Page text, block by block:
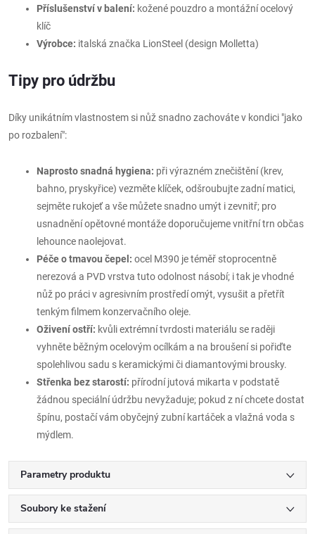
Příslušenství v balení: kožené pouzdro a montážní ocelový
klíč
Výrobce: italská značka LionSteel (design Molletta)
Tipy pro údržbu
Díky unikátním vlastnostem si nůž snadno zachováte v kondici "jako
po rozbalení":
Naprosto snadná hygiena: při výrazném znečištění (krev,
bahno, pryskyřice) vezměte klíček, odšroubujte zadní matici,
sejměte rukojeť a vše můžete snadno umýt i zevnitř; pro
usnadnění opětovné montáže doporučujeme vnitřní trn občas
lehounce naolejovat.
Péče o tmavou čepel: ocel M390 je téměř stoprocentně
nerezová a PVD vrstva tuto odolnost násobí; i tak je vhodné
nůž po práci v agresivním prostředí omýt, vysušit a přetřít
tenkým filmem konzervačního oleje.
Oživení ostří: kvůli extrémní tvrdosti materiálu se raději
vyhněte běžným ocelovým ocílkám a na broušení si pořiďte
spolehlivou sadu s keramickými či diamantovými brousky.
Střenka bez starostí: přírodní jutová mikarta v podstatě
žádnou speciální údržbu nevyžaduje; pokud z ní chcete dostat
špínu, postačí vám obyčejný zubní kartáček a vlažná voda s
mýdlem.
Parametry produktu
Soubory ke stažení